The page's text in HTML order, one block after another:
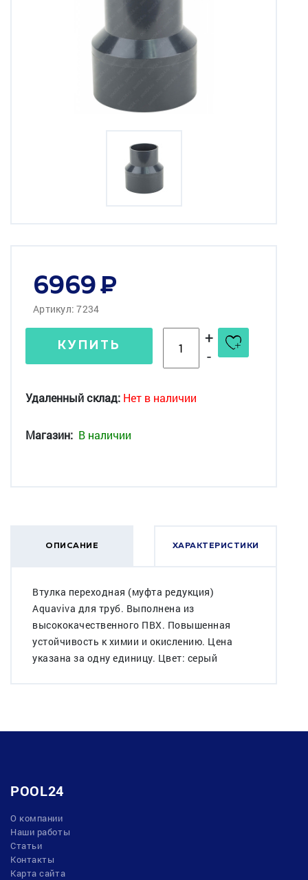
6969
Артикул: 7234
КУПИТЬ
+
-
Удаленный склад: Нет в наличии
Магазин: В наличии
ОПИСАНИЕ ХАРАКТЕРИСТИКИ
Втулка переходная (муфта редукция)
Aquaviva для труб. Выполнена из
высококачественного ПВХ. Повышенная
устойчивость к химии и окислению. Цена
указана за одну единицу. Цвет: серый
POOL24
О компании
Наши работы
Статьи
Контакты
Карта сайта